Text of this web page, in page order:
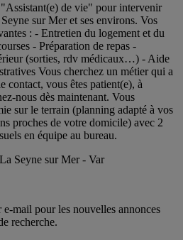
de vie" pour intervenir
sur Mer et ses environs. Vos
: - Entretien du logement et du
- Préparation de repas -
(sorties, rdv médicaux…) - Aide
Vous cherchez un métier qui a
contact, vous êtes patient(e), à
nous dès maintenant. Vous
sur le terrain (planning adapté à vos
proches de votre domicile) avec 2
en équipe au bureau.
Seyne sur Mer - Var
mail pour les nouvelles annonces
recherche.